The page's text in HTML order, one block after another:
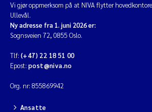
Vi gjør oppmerksom på at NIVA flytter
Ullevål.
Ny adresse fra 1. juni 2026 er:
Sognsveien 72, 0855 Oslo.
Tlf: (+47) 22 18 51 00
Epost: post@niva.no
Org. nr: 855869942
Ansatte